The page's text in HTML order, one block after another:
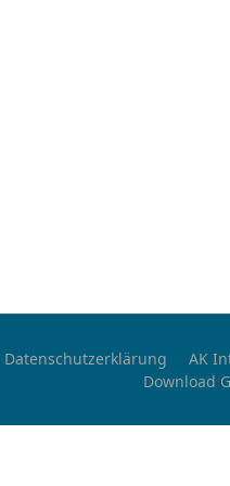
Datenschutzerklärung AK
Download